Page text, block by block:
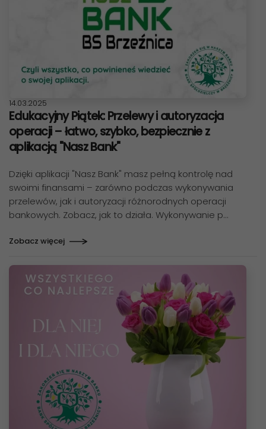
Data publikacji:
14.03.2025
Edukacyjny Piątek: Przelewy i autoryzacja
operacji – łatwo, szybko, bezpiecznie z
aplikacją "Nasz Bank"
Dzięki aplikacji "Nasz Bank" masz pełną kontrolę nad
swoimi finansami – zarówno podczas wykonywania
przelewów, jak i autoryzacji różnorodnych operacji
bankowych. Zobacz, jak to działa. Wykonywanie p…
Zobacz więcej